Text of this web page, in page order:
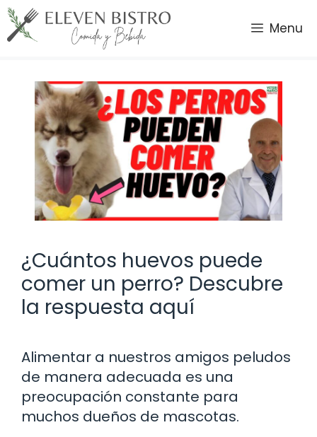
Saltar
al
contenido
Menu
¿Cuántos huevos puede
comer un perro? Descubre
la respuesta aquí
Alimentar a nuestros amigos peludos
de manera adecuada es una
preocupación constante para
muchos dueños de mascotas.